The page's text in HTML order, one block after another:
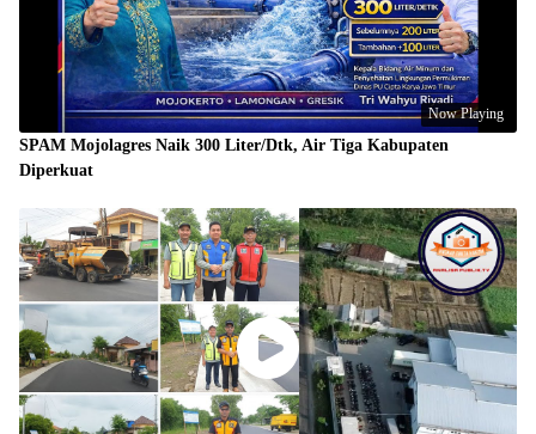
Now Playing
SPAM Mojolagres Naik 300 Liter/Dtk, Air Tiga Kabupaten
Diperkuat